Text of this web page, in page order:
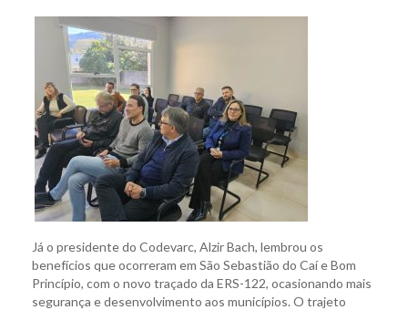
Já o presidente do Codevarc, Alzir Bach, lembrou os
benefícios que ocorreram em São Sebastião do Caí e Bom
Princípio, com o novo traçado da ERS-122, ocasionando mais
segurança e desenvolvimento aos municípios. O trajeto